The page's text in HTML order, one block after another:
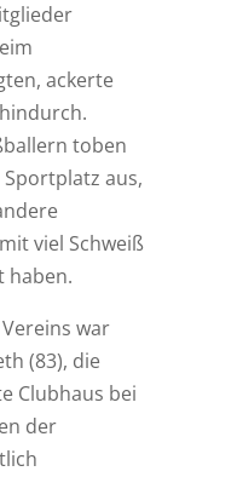
ackerte
toben
aus,
viel Schweiß
haben.
war
(83), die
Clubhaus bei
der